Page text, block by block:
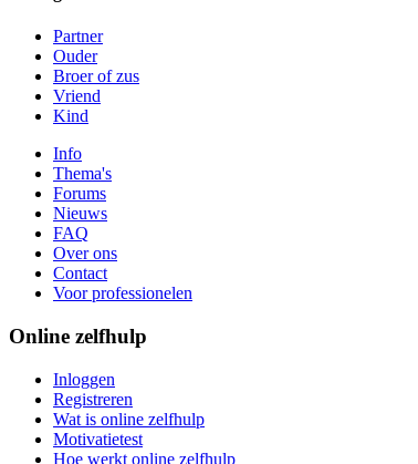
Partner
Ouder
Broer of zus
Vriend
Kind
Info
Thema's
Forums
Nieuws
FAQ
Over ons
Contact
Voor professionelen
Online zelfhulp
Inloggen
Registreren
Wat is online zelfhulp
Motivatietest
Hoe werkt online zelfhulp